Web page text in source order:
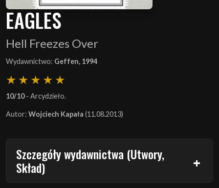
EAGLES
Hell Freezes Over
Wydawnictwo: Geffen, 1994
10/10- Arcydzieło.
Autor: Wojciech Kapała (11.08.2013)
Szczegóły wydawnictwa (Utwory,
Skład)